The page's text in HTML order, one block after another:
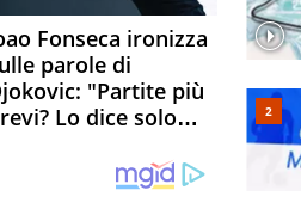
Fonseca ironizza
parole di
"Partite più
Lo dice solo
invecchiando..."